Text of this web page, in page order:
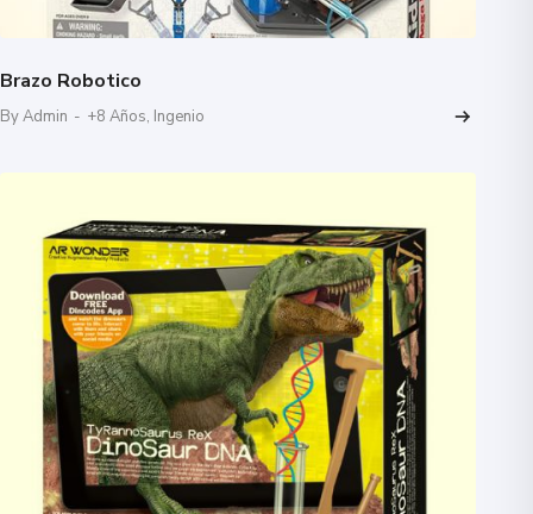
Brazo Robotico
By Admin - +8 Años, Ingenio